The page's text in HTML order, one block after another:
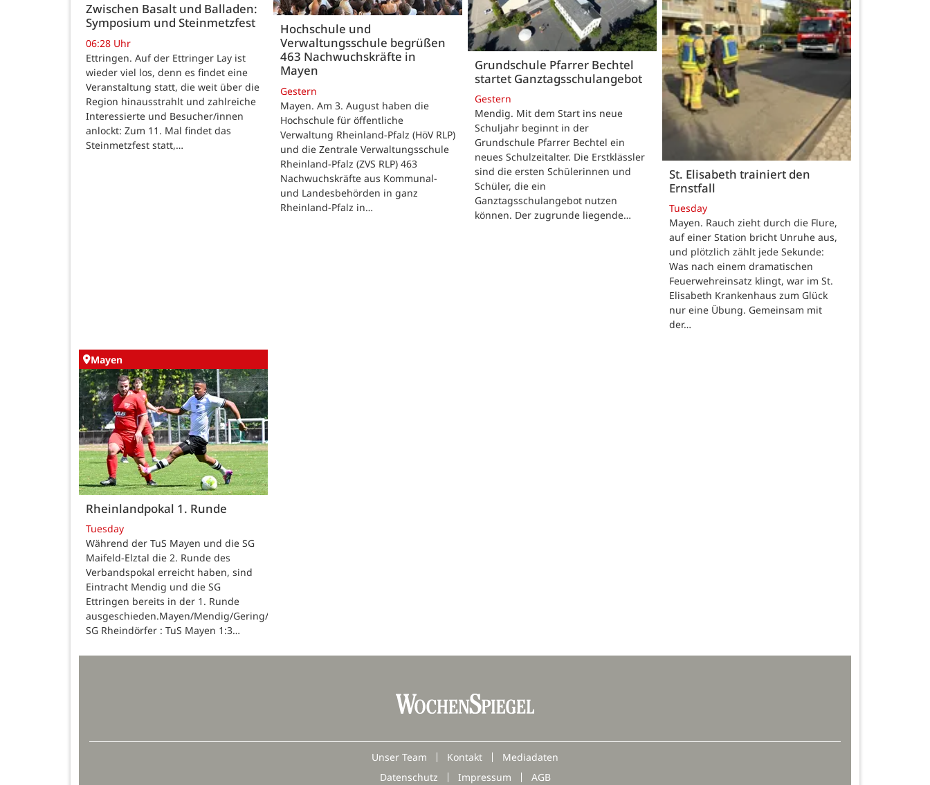
Zwischen Basalt und Balladen:
Symposium und Steinmetzfest
06:28 Uhr
Ettringen. Auf der Ettringer Lay ist
wieder viel los, denn es findet eine
Veranstaltung statt, die weit über die
Region hinausstrahlt und zahlreiche
Interessierte und Besucher/innen
anlockt: Zum 11. Mal findet das
Steinmetzfest statt,…
Hochschule und
Verwaltungsschule begrüßen
463 Nachwuchskräfte in
Mayen
Gestern
Mayen. Am 3. August haben die
Hochschule für öffentliche
Verwaltung Rheinland-Pfalz (HöV RLP)
und die Zentrale Verwaltungsschule
Rheinland-Pfalz (ZVS RLP) 463
Nachwuchskräfte aus Kommunal-
und Landesbehörden in ganz
Rheinland-Pfalz in…
Grundschule Pfarrer Bechtel
startet Ganztagsschulangebot
Gestern
Mendig. Mit dem Start ins neue
Schuljahr beginnt in der
Grundschule Pfarrer Bechtel ein
neues Schulzeitalter. Die Erstklässler
sind die ersten Schülerinnen und
Schüler, die ein
Ganztagsschulangebot nutzen
können. Der zugrunde liegende…
St. Elisabeth trainiert den
Ernstfall
Tuesday
Mayen. Rauch zieht durch die Flure,
auf einer Station bricht Unruhe aus,
und plötzlich zählt jede Sekunde:
Was nach einem dramatischen
Feuerwehreinsatz klingt, war im St.
Elisabeth Krankenhaus zum Glück
nur eine Übung. Gemeinsam mit
der…
Mayen
Rheinlandpokal 1. Runde
Tuesday
Während der TuS Mayen und die SG
Maifeld-Elztal die 2. Runde des
Verbandspokal erreicht haben, sind
Eintracht Mendig und die SG
Ettringen bereits in der 1. Runde
ausgeschieden.Mayen/Mendig/Gering/Ettringen.
SG Rheindörfer : TuS Mayen 1:3…
Unser Team Kontakt
Mediadaten
Datenschutz
Impressum AGB